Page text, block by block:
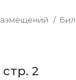
2